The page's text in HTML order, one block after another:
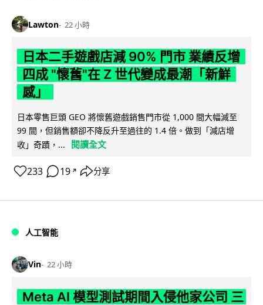
Lawton 22 小時
日本二手遊戲店減 90% 門市 業績反增
四成 "懷舊"在 Z 世代變成最潮「新鮮
感」
日本零售巨頭 GEO 將懷舊遊戲銷售門市從 1,000 間大幅減至
99 間，但銷售額卻不降反升至過往的 1.4 倍。做到「減店增
收」奇蹟，...
閱讀全文
233 19 ↗ 分享
人工智能
Vin 22 小時
Meta AI 模型測試期間入侵他家公司 三